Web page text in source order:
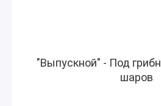
"Выпускной" - Под
шаров